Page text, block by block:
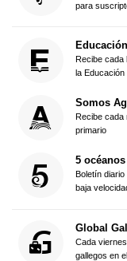
para
Educación
Recibe cada
la Educación
Somos
Recibe
primario
5 océanos
Boletín
baja
Global
Cada
gallegos en